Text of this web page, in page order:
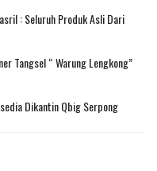
: Seluruh Produk Asli Dari
Tangsel “ Warung Lengkong”
Dikantin Qbig Serpong